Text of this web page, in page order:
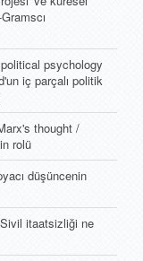
psychology
iç parçalı politik
thought /
rolü
düşüncenin
itaatsizliği ne